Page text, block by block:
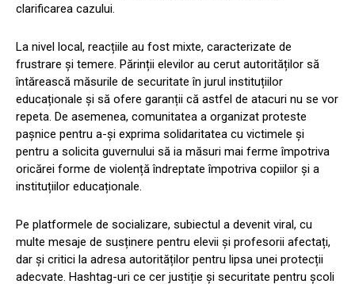
clarificarea cazului.
La nivel local, reacțiile au fost mixte, caracterizate de
frustrare și temere. Părinții elevilor au cerut autorităților să
întărească măsurile de securitate în jurul instituțiilor
educaționale și să ofere garanții că astfel de atacuri nu se vor
repeta. De asemenea, comunitatea a organizat proteste
pașnice pentru a-și exprima solidaritatea cu victimele și
pentru a solicita guvernului să ia măsuri mai ferme împotriva
oricărei forme de violență îndreptate împotriva copiilor și a
instituțiilor educaționale.
Pe platformele de socializare, subiectul a devenit viral, cu
multe mesaje de susținere pentru elevii și profesorii afectați,
dar și critici la adresa autorităților pentru lipsa unei protecții
adecvate. Hashtag-uri ce cer justiție și securitate pentru școli